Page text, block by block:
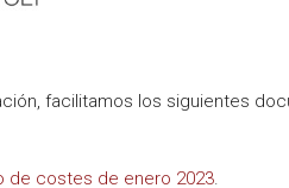
facilitamos los siguientes
de costes de enero 2023.